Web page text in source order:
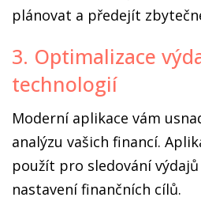
plánovat a předejít
3. Optimalizace
technologií
Moderní aplikace vám
analýzu vašich financí.
použít pro sledování
nastavení finančních cílů.